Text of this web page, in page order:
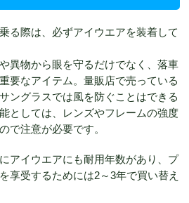
る際は、必ずアイウエアを装着して
異物から眼を守るだけでなく、落車
要なアイテム。量販店で売っている
ングラスでは風を防ぐことはできる
としては、レンズやフレームの強度
で注意が必要です。
アイウエアにも耐用年数があり、プ
享受するためには2～3年で買い替え